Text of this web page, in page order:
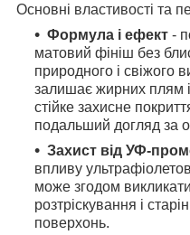
Основні властивості та
Формула і ефект -
матовий фініш без
природного і свіжого
залишає жирних плям
стійке захисне
подальший догляд за
Захист від УФ-
впливу
може згодом
розтріскування і
поверхонь.